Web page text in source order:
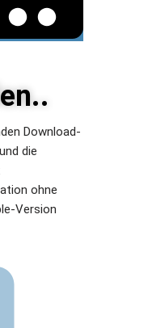
Download-
die
ohne
Version